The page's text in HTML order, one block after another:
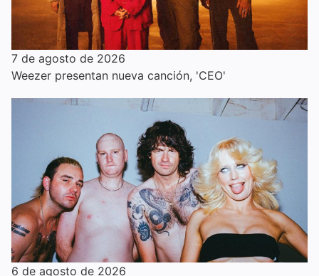
7 de agosto de 2026
Weezer presentan nueva canción, 'CEO'
6 de agosto de 2026